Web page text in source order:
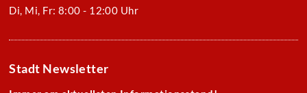
Di, Mi, Fr: 8:00 - 12:00 Uhr
Stadt Newsletter